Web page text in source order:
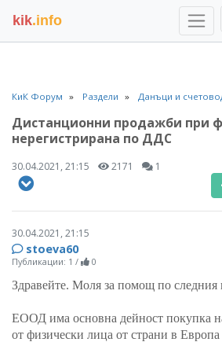
kik.info
КиК Форум Раздели Данъци и
Дистанционни продажби при
нерегистрирана по ДДС
30.04.2021, 21:15 2171 1
30.04.2021, 21:15
stoeva60
Публикации: 1 / 0
Здравейте. Моля за помощ по следния
ЕООД има основна дейност покупка
от физически лица от страни в